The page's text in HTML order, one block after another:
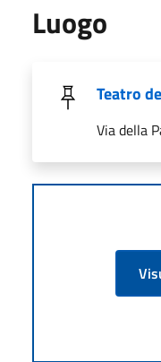
Luogo
Teatro
Via della